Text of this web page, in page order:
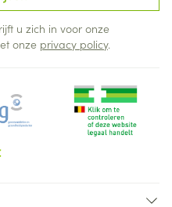
u zich in voor onze
onze privacy policy.